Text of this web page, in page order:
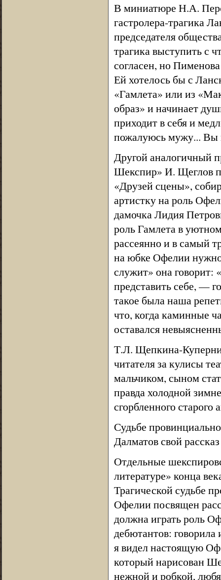
В миниатюре Н.А.
гастролера-трагика
председателя
трагика выступить с
согласен, но
Ей хотелось бы с
«Гамлета» или из
образ» и начинает
приходит в себя и
пожалуюсь мужу... Вы
Другой аналогичный
Шекспир» И. Щеглов
«Друзей сцены»,
артистку на роль
дамочка Лидия
роль Гамлета в
рассеянно и в самый
на юбке Офелии нужно
служит» она говорит:
представить себе, —
такое была наша
что, когда каминные
оставался
Т.Л. Щепкина-
читателя за кулисы
мальчиком, сыном
правда холодной
сгорбленного старого
Судьбе
Далматов свой
Отдельные
литературе» конца
Трагической судьбе
Офелии посвящен
должна играть роль
дебютантов:
я видел настоящую
который нарисован
нежной и робкой,